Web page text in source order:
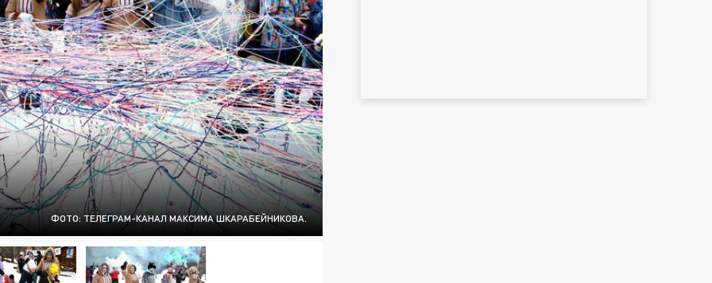
ФОТО: ТЕЛЕГРАМ-КАНАЛ МАКСИМА ШКАРАБЕЙНИКОВА.